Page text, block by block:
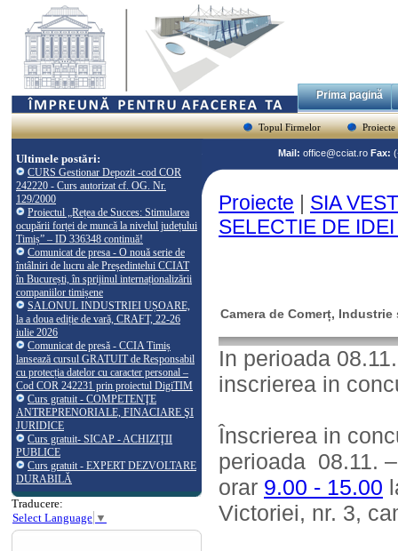
Prima pagină
Topul Firmelor Proiecte
Ultimele postări:
CURS Gestionar Depozit -cod COR
242220 - Curs autorizat cf. OG. Nr.
129/2000
Proiectul „Rețea de Succes: Stimularea
ocupării forței de muncă la nivelul județului
Timiș” – ID 336348 continuă!
Comunicat de presa - O nouă serie de
întâlniri de lucru ale Președintelui CCIAT
în București, în sprijinul internaționalizării
companiilor timișene
SALONUL INDUSTRIEI UȘOARE,
la a doua ediție de vară, CRAFT, 22-26
iulie 2026
Comunicat de presă - CCIA Timiș
lansează cursul GRATUIT de Responsabil
cu protecția datelor cu caracter personal –
Cod COR 242231 prin proiectul DigiTIM
Curs gratuit - COMPETENŢE
ANTREPRENORIALE, FINACIARE ŞI
JURIDICE
Curs gratuit- SICAP - ACHIZIŢII
PUBLICE
Curs gratuit - EXPERT DEZVOLTARE
DURABILĂ
Traducere:
Select Language ▼
Mail: office@cciat.ro Fax:
Proiecte | SIA
SELECTIE DE
Camera de Comerț,
In perioada
inscrierea in
Înscrierea in
perioada 08.11.
orar 9.00 - 15.00
Victoriei, nr. 3,